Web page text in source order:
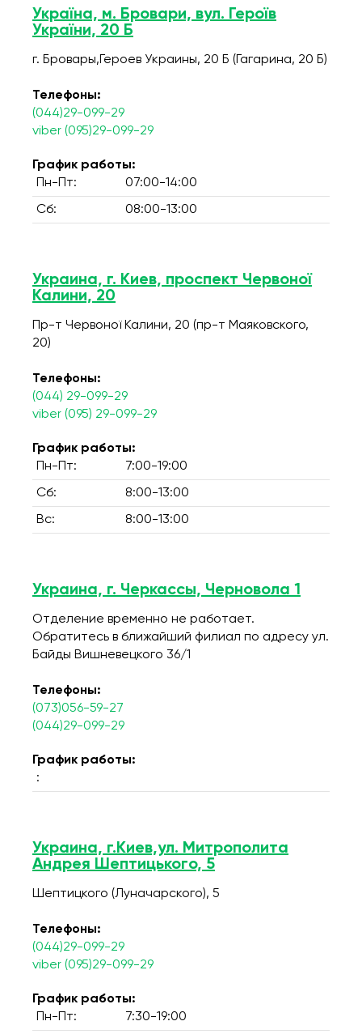
Україна, м. Бровари, вул. Героїв
України, 20 Б
г. Бровары,Героев Украины, 20 Б (Гагарина, 20 Б)
Телефоны:
(044)29-099-29
viber (095)29-099-29
График работы:
Пн-Пт:
07:00-14:00
Сб: 08:00-13:00
Украина, г. Киев, проспект Червоної
Калини, 20
Пр-т Червоної Калини, 20 (пр-т Маяковского,
20)
Телефоны:
(044) 29-099-29
viber (095) 29-099-29
График работы:
Пн-Пт:
7:00-19:00
Сб: 8:00-13:00
Вс: 8:00-13:00
Украина, г. Черкассы, Черновола 1
Отделение временно не работает.
Обратитесь в ближайший филиал по адресу ул.
Байды Вишневецкого 36/1
Телефоны:
(073)056-59-27
(044)29-099-29
График работы:
:
Украина, г.Киев,ул. Митрополита
Андрея Шептицького, 5
Шептицкого (Луначарского), 5
Телефоны:
(044)29-099-29
viber (095)29-099-29
График работы:
Пн-Пт:
7:30-19:00